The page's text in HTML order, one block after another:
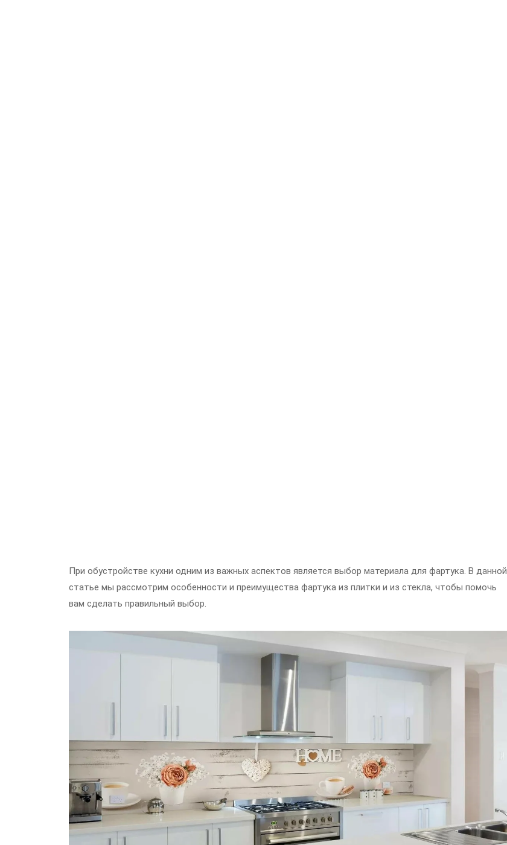
При обустройстве кухни одним из важных аспектов является выбор материала для фартука. В данной
статье мы рассмотрим особенности и преимущества фартука из плитки и из стекла, чтобы помочь
вам сделать правильный выбор.